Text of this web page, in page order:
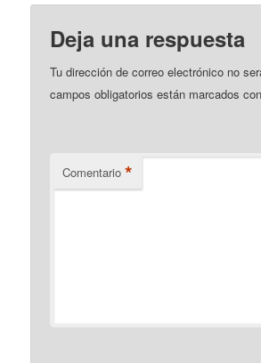
Deja una respuesta
Tu dirección de correo electrónico no
campos obligatorios están marcados
Comentario *